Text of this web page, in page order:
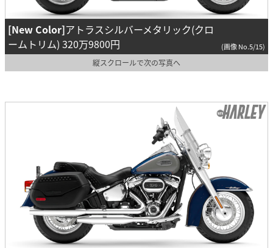
[New Color]アトラスシルバーメタリック(クロ
ームトリム) 320万9800円
(画像 No.5/15)
縦スクロールで次の写真へ